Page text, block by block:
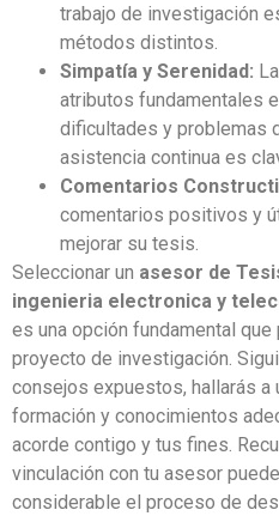
trabajo de investigación
métodos distintos.
Simpatía y Serenidad:
atributos fundamentales
dificultades y problemas
asistencia continua es
Comentarios
comentarios positivos y
mejorar su tesis.
Seleccionar un asesor de
ingenieria electronica y
es una opción fundamental
proyecto de investigación.
consejos expuestos, hallarás a
formación y conocimientos
acorde contigo y tus fines.
vinculación con tu asesor
considerable el proceso de